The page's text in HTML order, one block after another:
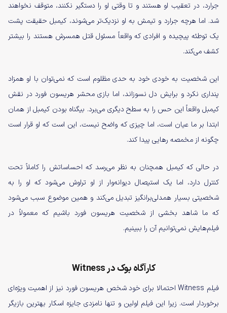
جرارد، در تعقیب او هستند و تا وقتی او را دستگیر نکنند، متوقف نخواهند
شد. اما هرچه جرارد و تیمش به او نزدیک‌تر می‌شوند، کیمبل حقیقت پشت
یک توطئه پیچیده و افرادی که واقعاً مسئول قتل همسرش هستند را بیشتر
کشف می‌کند.
این شخصیت به خودی خود به حدی مظلوم است که نمی‌توان با او همزاد
پنداری نکرد و برایش دل نسوزاند،‌ اما بازی محشر هریسون فورد در نقش
کیمبل واقعاً این حس را به سطح دیگری می‌برد. بیگناه بودن کیمبل از همان
ابتدا بر ما عیان است، اما چیزی که واضح نیست،‌ این است که او قرار است
چگونه از مخمصه رهایی پیدا کند.
در حالی که کیمبل همچنان به نظر می‌رسد که احساساتش را کاملاً تحت
کنترل دارد، اما یک استیصال دیوانه‌وار از او تراوش می‌شود که او را به
شخصیتی بسیار همدلی‌برانگیز تبدیل می‌کند و همین موضوع سبب می‌شود
که ما شاهد بخشی از شخصیت هریسون فورد باشیم که معمولاً در
فیلم‌هایش نمی‌توانیم آن را ببینیم.
کارآگاه بوک در Witness
فیلم Witness احتمالا برای خود شخص هریسون فورد نیز از اهمیت ویژه‌ای
برخوردار است. زیرا این فیلم اولین و تنها نامزدی جایزه اسکار بهترین بازیگر